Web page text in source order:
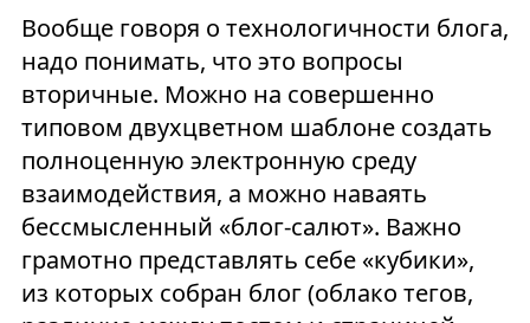
Вообще говоря о технологичности блога,
надо понимать, что это вопросы
вторичные. Можно на совершенно
типовом двухцветном шаблоне создать
полноценную электронную среду
взаимодействия, а можно наваять
бессмысленный «блог-салют». Важно
грамотно представлять себе «кубики»,
из которых собран блог (облако тегов,